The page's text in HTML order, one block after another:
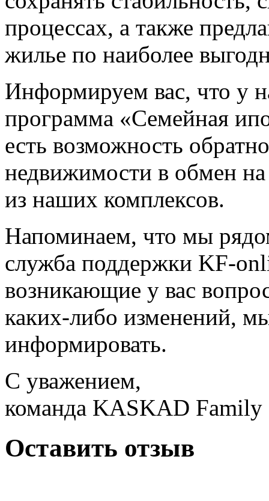
процессах, а также
жилье по наиболее
Информируем вас, что у
программа «Семейная
есть возможность
недвижимости в обмен
из наших комплексов.
Напоминаем, что мы
служба поддержки KF-
возникающие у вас
каких-либо изменений,
информировать.
С уважением,
команда KASKAD Family
Оставить отзыв